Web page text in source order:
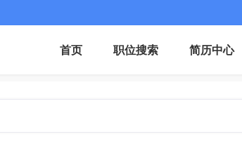
首页 职位搜索 简历中心